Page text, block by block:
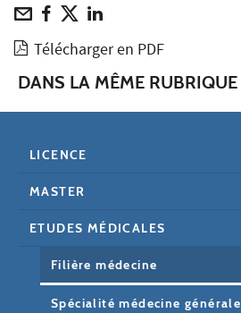
Télécharger en PDF
DANS LA MÊME RUBRIQUE
LICENCE
MASTER
ETUDES MÉDICALES
Filière médecine
Spécialité médecine générale